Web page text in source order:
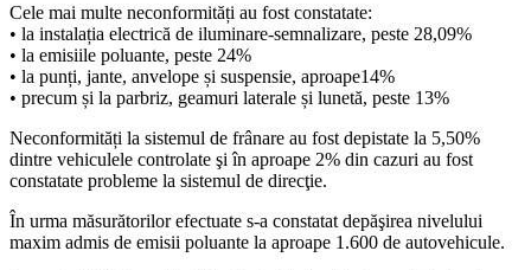
Cele mai multe neconformități au fost constatate:
• la instalația electrică de iluminare-semnalizare, peste 28,09%
• la emisiile poluante, peste 24%
• la punți, jante, anvelope și suspensie, aproape14%
• precum și la parbriz, geamuri laterale și lunetă, peste 13%
Neconformități la sistemul de frânare au fost depistate la 5,50%
dintre vehiculele controlate şi în aproape 2% din cazuri au fost
constatate probleme la sistemul de direcţie.
În urma măsurătorilor efectuate s-a constatat depăşirea nivelului
maxim admis de emisii poluante la aproape 1.600 de autovehicule.